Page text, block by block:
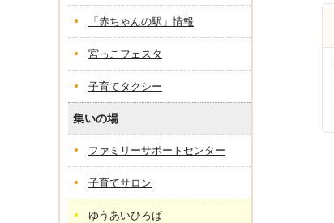
「赤ちゃんの駅」情報
宮っこフェスタ
子育てタクシー
集いの場
ファミリーサポートセンター
子育てサロン
ゆうあいひろば